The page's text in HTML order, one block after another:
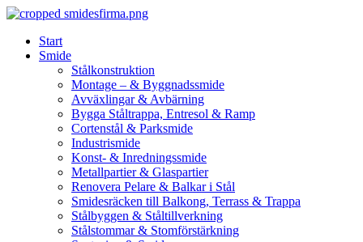
Skip
contentStart
Smide
Stålkonstruktion
Montage – & Byggnadssmide
Avväxlingar & Avbärning
Bygga Ståltrappa, Entresol & Ramp
Cortenstål & Parksmide
Industrismide
Konst- & Inredningssmide
Metallpartier & Glaspartier
Renovera Pelare & Balkar i Stål
Smidesräcken till Balkong, Terrass & Trappa
Stålbyggen & Ståltillverkning
Stålstommar & Stomförstärkning